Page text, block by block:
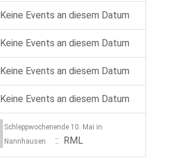
Keine Events an diesem Datum
Keine Events an diesem Datum
Keine Events an diesem Datum
Keine Events an diesem Datum
Schleppwochenende 10. Mai in
Nannhausen
:: RML